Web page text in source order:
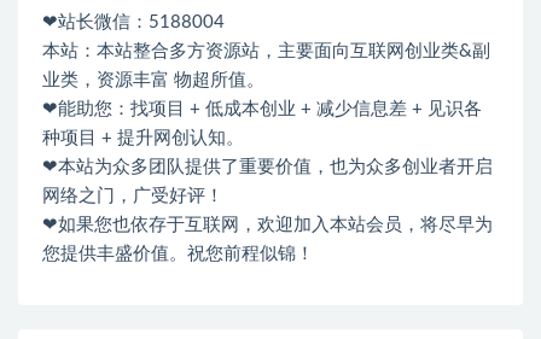
❤站长微信：5188004
本站：本站整合多方资源站，主要面向互联网创业类&副
业类，资源丰富 物超所值。
❤能助您：找项目 + 低成本创业 + 减少信息差 + 见识各
种项目 + 提升网创认知。
❤本站为众多团队提供了重要价值，也为众多创业者开启
网络之门，广受好评！
❤如果您也依存于互联网，欢迎加入本站会员，将尽早为
您提供丰盛价值。祝您前程似锦！